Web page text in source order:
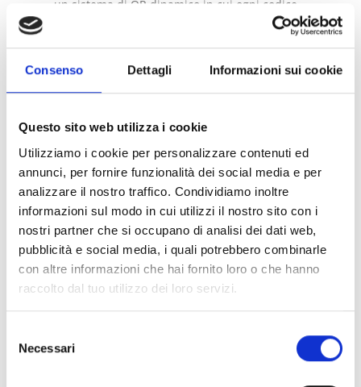
Consenso Dettagli Informazioni sui cookie
Questo sito web utilizza i cookie
Utilizziamo i cookie per personalizzare contenuti ed
annunci, per fornire funzionalità dei social media e per
analizzare il nostro traffico. Condividiamo inoltre
informazioni sul modo in cui utilizzi il nostro sito con i
nostri partner che si occupano di analisi dei dati web,
pubblicità e social media, i quali potrebbero combinarle
con altre informazioni che hai fornito loro o che hanno
raccolto dal tuo utilizzo dei loro servizi.
delNecessari
un sistema di QR dinamico in cui ogni codice
stampato è associato a una scheda digitale
gestita centralmente per specifici imballaggi.
modiche normative, possono essere
aggiornate consentendo agli imballaggi già
distribuiti di visualizzare automaticamente le
dei codici QR di base per aiutare i brand a
generare codici a barre conformi e intelligenti
e facilitare la creazione di etichette
ambientali.
In che modo iQRcode™ aiuta la
tua azienda a soddisfare i
requisiti di DPP e GS1 Sunrise
2027?
solida infrastruttura di conformità.